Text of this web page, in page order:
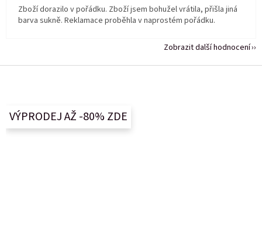
Zboží dorazilo v pořádku. Zboží jsem bohužel vrátila, přišla jiná
barva sukně. Reklamace proběhla v naprostém pořádku.
Zobrazit další hodnocení
VÝPRODEJ AŽ -80% ZDE